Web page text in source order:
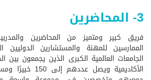
3- المحاضرين
فريق كبير ومتميز من المحاضرين
الممارسين للمهنة والمستشارين الدوليين
الجامعات العالمية الكبرى الذين يجمعون بين
الأكاديمية ويصل